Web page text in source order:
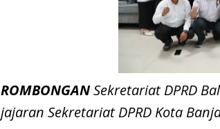
ROMBONGANSekretariat DPRD
jajaran Sekretariat DPRD Kota